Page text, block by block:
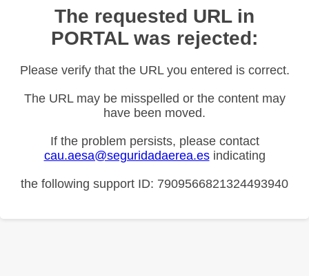
The requested URL in
PORTAL was rejected:
Please verify that the URL you entered is correct.
The URL may be misspelled or the content may
have been moved.
If the problem persists, please contact
cau.aesa@seguridadaerea.esindicating
the following support ID: 7909566821324493940